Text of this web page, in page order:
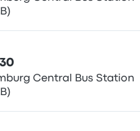
Central Bus Station